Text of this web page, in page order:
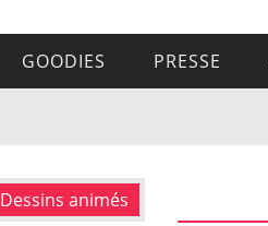
GOODIES PRESSE
Dessins animés